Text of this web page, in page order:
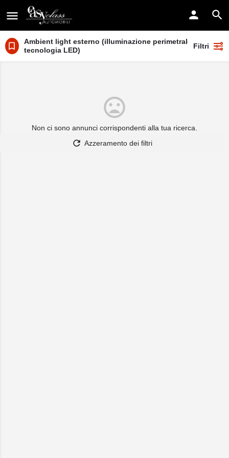
Ambient light esterno (illuminazione perimetrale con
tecnologia LED)
Filtri
Non ci sono annunci corrispondenti alla tua ricerca.
Azzeramento dei filtri